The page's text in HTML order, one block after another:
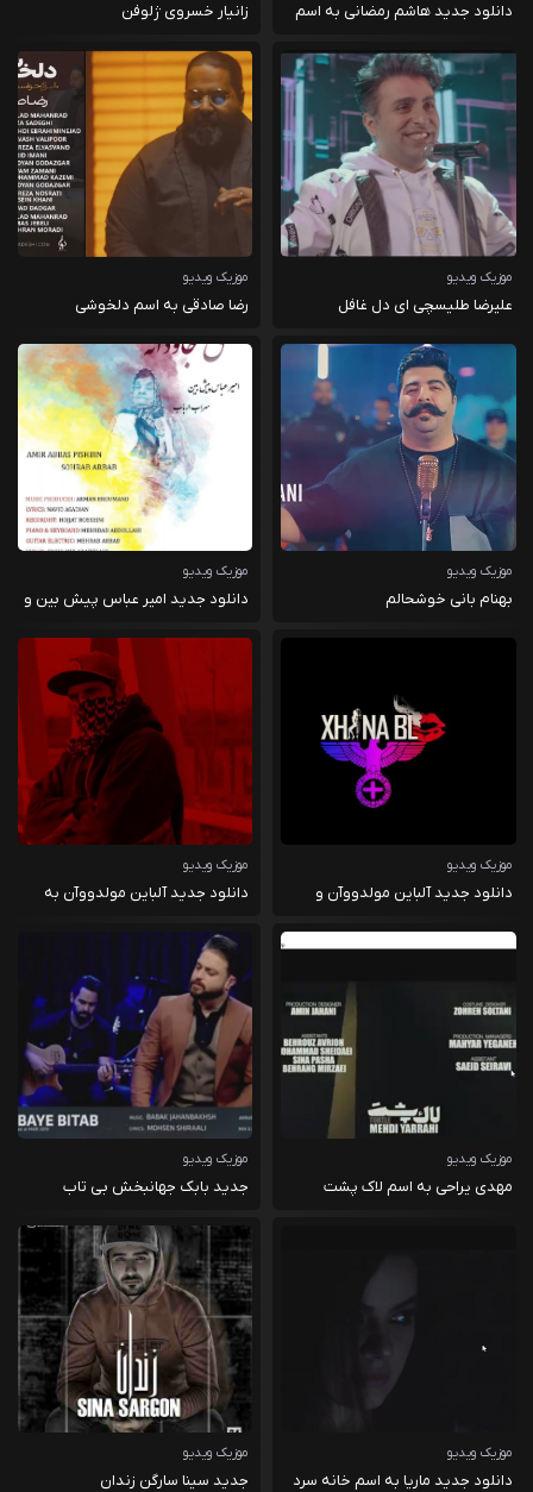
دانلود جدید هاشم رمضانی به اسم
زانیار خسروی ژلوفن
موزیک ویدیو
علیرضا طلیسچی ای دل غافل
موزیک ویدیو
رضا صادقی به اسم دلخوشی
موزیک ویدیو
بهنام بانی خوشحالم
موزیک ویدیو
دانلود جدید امیر عباس پیش بین و
موزیک ویدیو
دانلود جدید آلباین مولدووآن و
موزیک ویدیو
دانلود جدید آلباین مولدووآن به
موزیک ویدیو
مهدی یراحی به اسم لاک پشت
موزیک ویدیو
جدید بابک جهانبخش بی تاب
موزیک ویدیو
دانلود جدید ماریا به اسم خانه سرد
موزیک ویدیو
جدید سینا سارگن زندان